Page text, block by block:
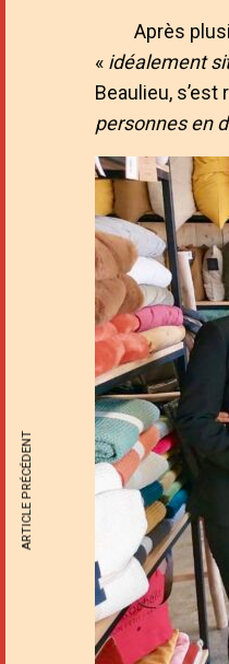
Après
« idéalement
Beaulieu,
personnes en
ARTICLE PRÉCÉDENT